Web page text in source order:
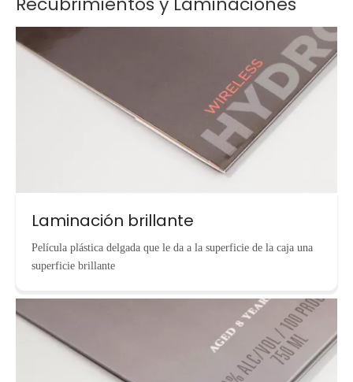
Laminación brillante
Película plástica delgada que le da a la superficie de la caja una
superficie brillante